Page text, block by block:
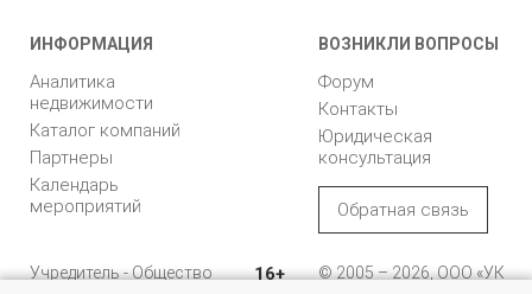
ИНФОРМАЦИЯ
Аналитика
недвижимости
Каталог компаний
Партнеры
Календарь
мероприятий
ВОЗНИКЛИ ВОПРОСЫ
Форум
Контакты
Юридическая
консультация
Обратная связь
Учредитель - Общество
16+
© 2005 – 2026, ООО «УК